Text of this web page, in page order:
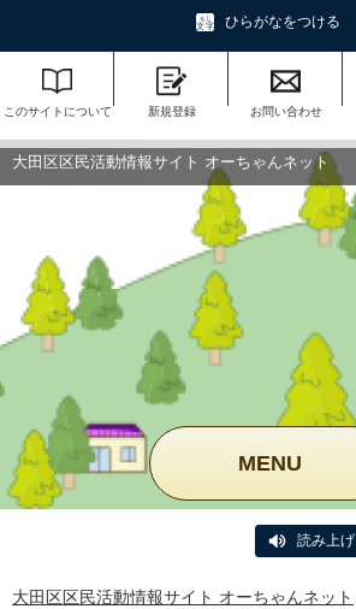
ひらがなをつける
このサイトについて 新規登録 お問い合わせ
大田区区民活動情報サイト オーちゃんネット
MENU
読み上げ
大田区区民活動情報サイト オーちゃんネット